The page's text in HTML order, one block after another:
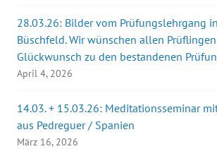
28.03.26: Bilder vom Prüfungslehrgang
Büschfeld. Wir wünschen allen
Glückwunsch zu den bestandenen
April 4, 2026
14.03. + 15.03.26: Meditationsseminar
aus Pedreguer / Spanien
März 16, 2026